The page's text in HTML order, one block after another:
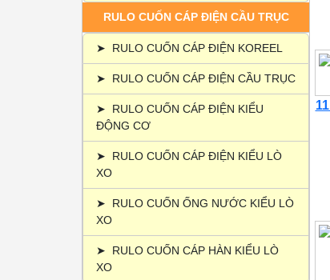
RULO CUỐN CÁP ĐIỆN CẦU TRỤC
➤ RULO CUỐN CÁP ĐIỆN KOREEL
➤ RULO CUỐN CÁP ĐIỆN CẦU TRỤC
➤
RULO CUỐN CÁP ĐIỆN KIỂU
ĐỘNG CƠ
➤
RULO CUỐN CÁP ĐIỆN KIỂU LÒ
XO
➤
RULO CUỐN ỐNG NƯỚC KIỂU LÒ
XO
➤
RULO CUỐN CÁP HÀN KIỂU LÒ
XO